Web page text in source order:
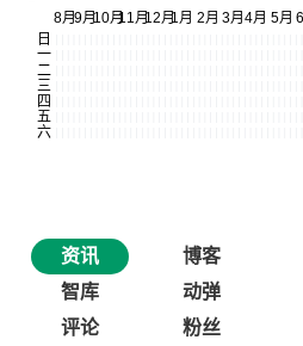
资讯 博客
智库
动弹
评论
粉丝